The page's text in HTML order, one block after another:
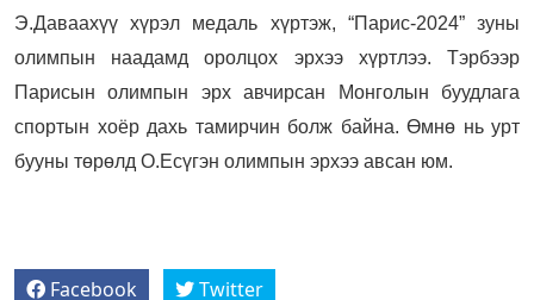
Э.Даваахүү хүрэл медаль хүртэж, “Парис-2024” зуны
олимпын наадамд оролцох эрхээ хүртлээ. Тэрбээр
Парисын олимпын эрх авчирсан Монголын буудлага
спортын хоёр дахь тамирчин болж байна. Өмнө нь урт
бууны төрөлд О.Есүгэн олимпын эрхээ авсан юм.
Facebook Twitter